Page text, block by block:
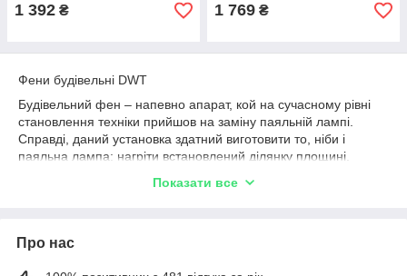
1 392 ₴ 1 769 ₴
Фени будівельні DWT
Будівельний фен – напевно апарат, кой на сучасному рівні
становлення техніки прийшов на заміну паяльній лампі.
Справді, даний установка здатний виготовити то, ніби і
паяльна лампа: нагріти встановлений ділянку площині,
ризикованого розкритого полум'я. Використовується такий
сушіння волосся, володіє вентилятор, творить легкий потік.
Показати все
Про нас